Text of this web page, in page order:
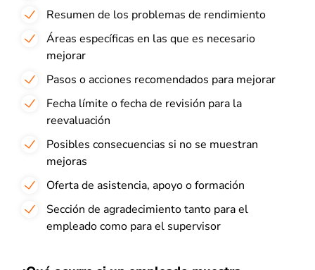
Resumen de los problemas de rendimiento
Áreas específicas en las que es necesario
mejorar
Pasos o acciones recomendados para mejorar
Fecha límite o fecha de revisión para la
reevaluación
Posibles consecuencias si no se muestran
mejoras
Oferta de asistencia, apoyo o formación
Sección de agradecimiento tanto para el
empleado como para el supervisor